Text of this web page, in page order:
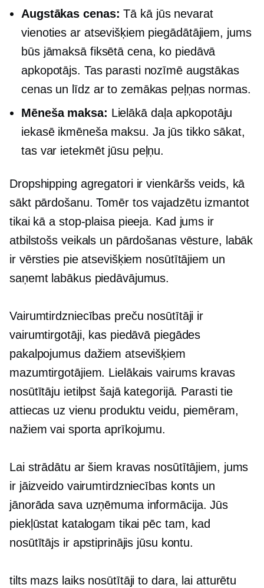
Augstākas cenas: Tā kā jūs nevarat
vienoties ar atsevišķiem piegādātājiem, jums
būs jāmaksā fiksētā cena, ko piedāvā
apkopotājs. Tas parasti nozīmē augstākas
cenas un līdz ar to zemākas peļņas normas.
Mēneša maksa: Lielākā daļa apkopotāju
iekasē ikmēneša maksu. Ja jūs tikko sākat,
tas var ietekmēt jūsu peļņu.
Dropshipping agregatori ir vienkāršs veids, kā
sākt pārdošanu. Tomēr tos vajadzētu izmantot
tikai kā a stop-plaisapieeja. Kad jums ir
atbilstošs veikals un pārdošanas vēsture, labāk
ir vērsties pie atsevišķiem nosūtītājiem un
saņemt labākus piedāvājumus.
Vairumtirdzniecības preču nosūtītāji ir
vairumtirgotāji, kas piedāvā piegādes
pakalpojumus dažiem atsevišķiem
mazumtirgotājiem. Lielākais vairums kravas
nosūtītāju ietilpst šajā kategorijā. Parasti tie
attiecas uz vienu produktu veidu, piemēram,
nažiem vai sporta aprīkojumu.
Lai strādātu ar šiem kravas nosūtītājiem, jums
ir jāizveido vairumtirdzniecības konts un
jānorāda sava uzņēmuma informācija. Jūs
piekļūstat katalogam tikai pēc tam, kad
nosūtītājs ir apstiprinājis jūsu kontu.
tilts mazs laiksnosūtītāji to dara, lai atturētu